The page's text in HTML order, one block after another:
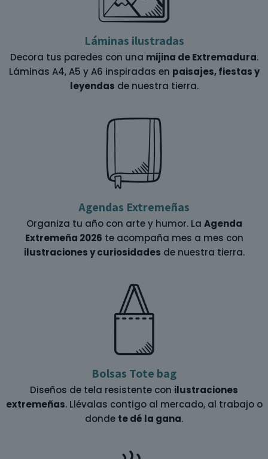
Láminas ilustradas
Decora tus paredes con una mijina de Extremadura.
Láminas A4, A5 y A6 inspiradas en paisajes, fiestas y
leyendas de nuestra tierra.
Agendas Extremeñas
Organiza tu año con arte y humor. La Agenda
Extremeña 2026 te acompaña mes a mes con
ilustraciones y curiosidades de nuestra tierra.
Bolsas Tote bag
Diseños de tela resistente con ilustraciones
extremeñas. Llévalas contigo al mercado, al trabajo o
donde te dé la gana.